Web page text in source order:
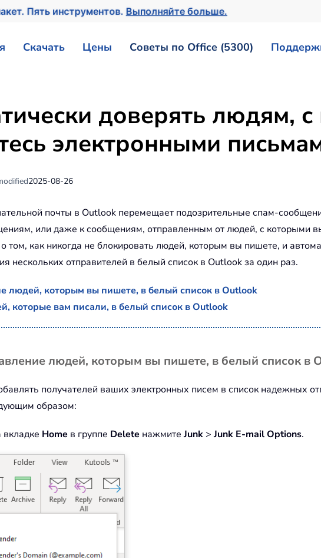
Пять инструментов.Выполняйте больше.
Скачать Цены Советы по Office (5300)
доверять людям,
электронными
2025-08-26
почты в Outlook перемещает подозрительные спам-
или даже к сообщениям, отправленным от людей, с которыми
том, как никогда не блокировать людей, которым вы пишете, и
нескольких отправителей в белый список в Outlook за один раз.
людей, которым вы пишете, в белый список в Outlook
которые вам писали, в белый список в Outlook
людей, которым вы пишете, в белый список в
получателей ваших электронных писем в список надежных
образом:
вкладке Home в группе Delete нажмите Junk > Junk E-mail Options.